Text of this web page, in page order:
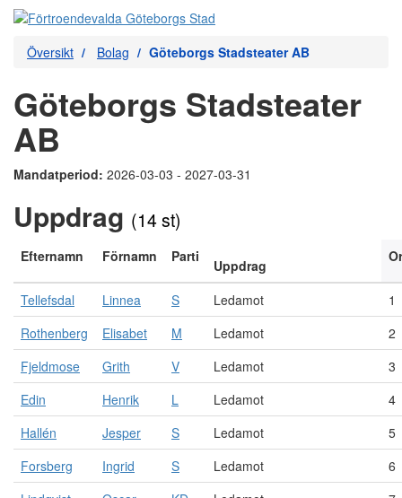
Översikt Bolag Göteborgs Stadsteater AB
Göteborgs Stadsteater
AB
Mandatperiod: 2026-03-03 - 2027-03-31
Uppdrag (14 st)
Efternamn Förnamn Parti
Uppdrag
Tellefsdal Linnea S Ledamot
1
Rothenberg
Elisabet M Ledamot
2
Fjeldmose
Grith V Ledamot
3
Edin
Henrik L Ledamot
4
Hallén
Jesper S Ledamot
5
Forsberg
Ingrid S Ledamot
6